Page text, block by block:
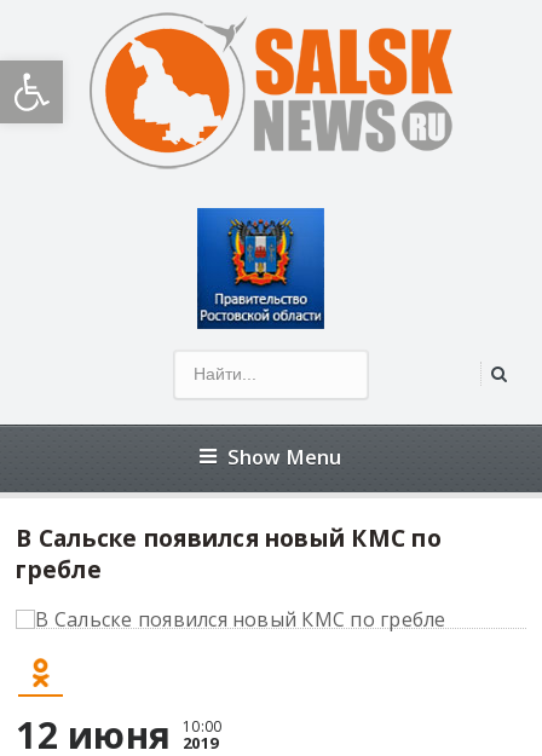
Открыть панель инструментов
Show Menu
В Сальске появился новый КМС по
гребле
12 июня 10:00
2019